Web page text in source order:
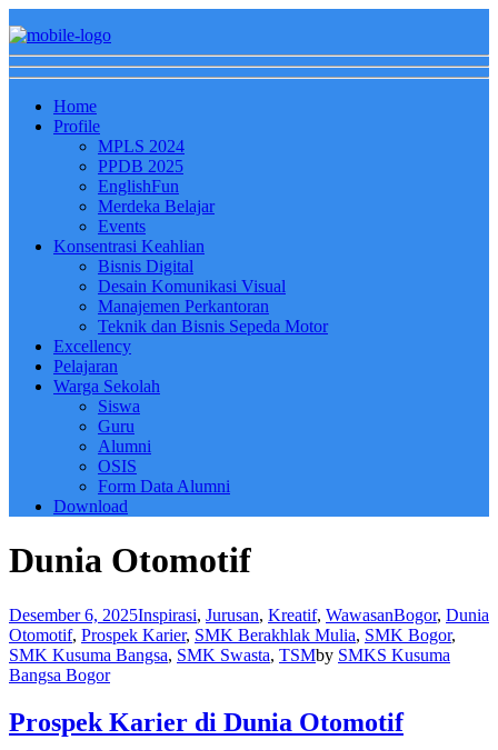
Home
Profile
MPLS 2024
PPDB 2025
EnglishFun
Merdeka Belajar
Events
Konsentrasi Keahlian
Bisnis Digital
Desain Komunikasi Visual
Manajemen Perkantoran
Teknik dan Bisnis Sepeda Motor
Excellency
Pelajaran
Warga Sekolah
Siswa
Guru
Alumni
OSIS
Form Data Alumni
Download
Dunia Otomotif
Desember 6, 2025Inspirasi, Jurusan, Kreatif, WawasanBogor, Dunia
Otomotif, Prospek Karier, SMK Berakhlak Mulia, SMK Bogor,
SMK Kusuma Bangsa, SMK Swasta, TSMby SMKS Kusuma
Bangsa Bogor
Prospek Karier di Dunia Otomotif